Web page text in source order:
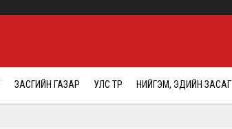
ЗАСГИЙН ГАЗАР УЛС ТӨР НИЙГЭМ, ЭДИЙН ЗАСАГ